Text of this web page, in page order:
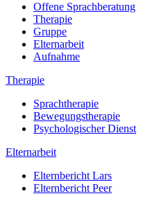
Offene Sprachberatung
Therapie
Gruppe
Elternarbeit
Aufnahme
Therapie
Sprachtherapie
Bewegungstherapie
Psychologischer Dienst
Elternarbeit
Elternbericht Lars
Elternbericht Peer